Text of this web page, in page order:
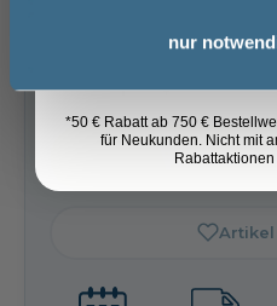
nur
− +
In den
*50 € Rabatt ab 750 €
für Neukunden. Nicht mit